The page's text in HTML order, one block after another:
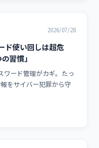
2026/07/28
ド使い回しは超危
習慣」
ワード管理がカギ。たっ
をサイバー犯罪から守